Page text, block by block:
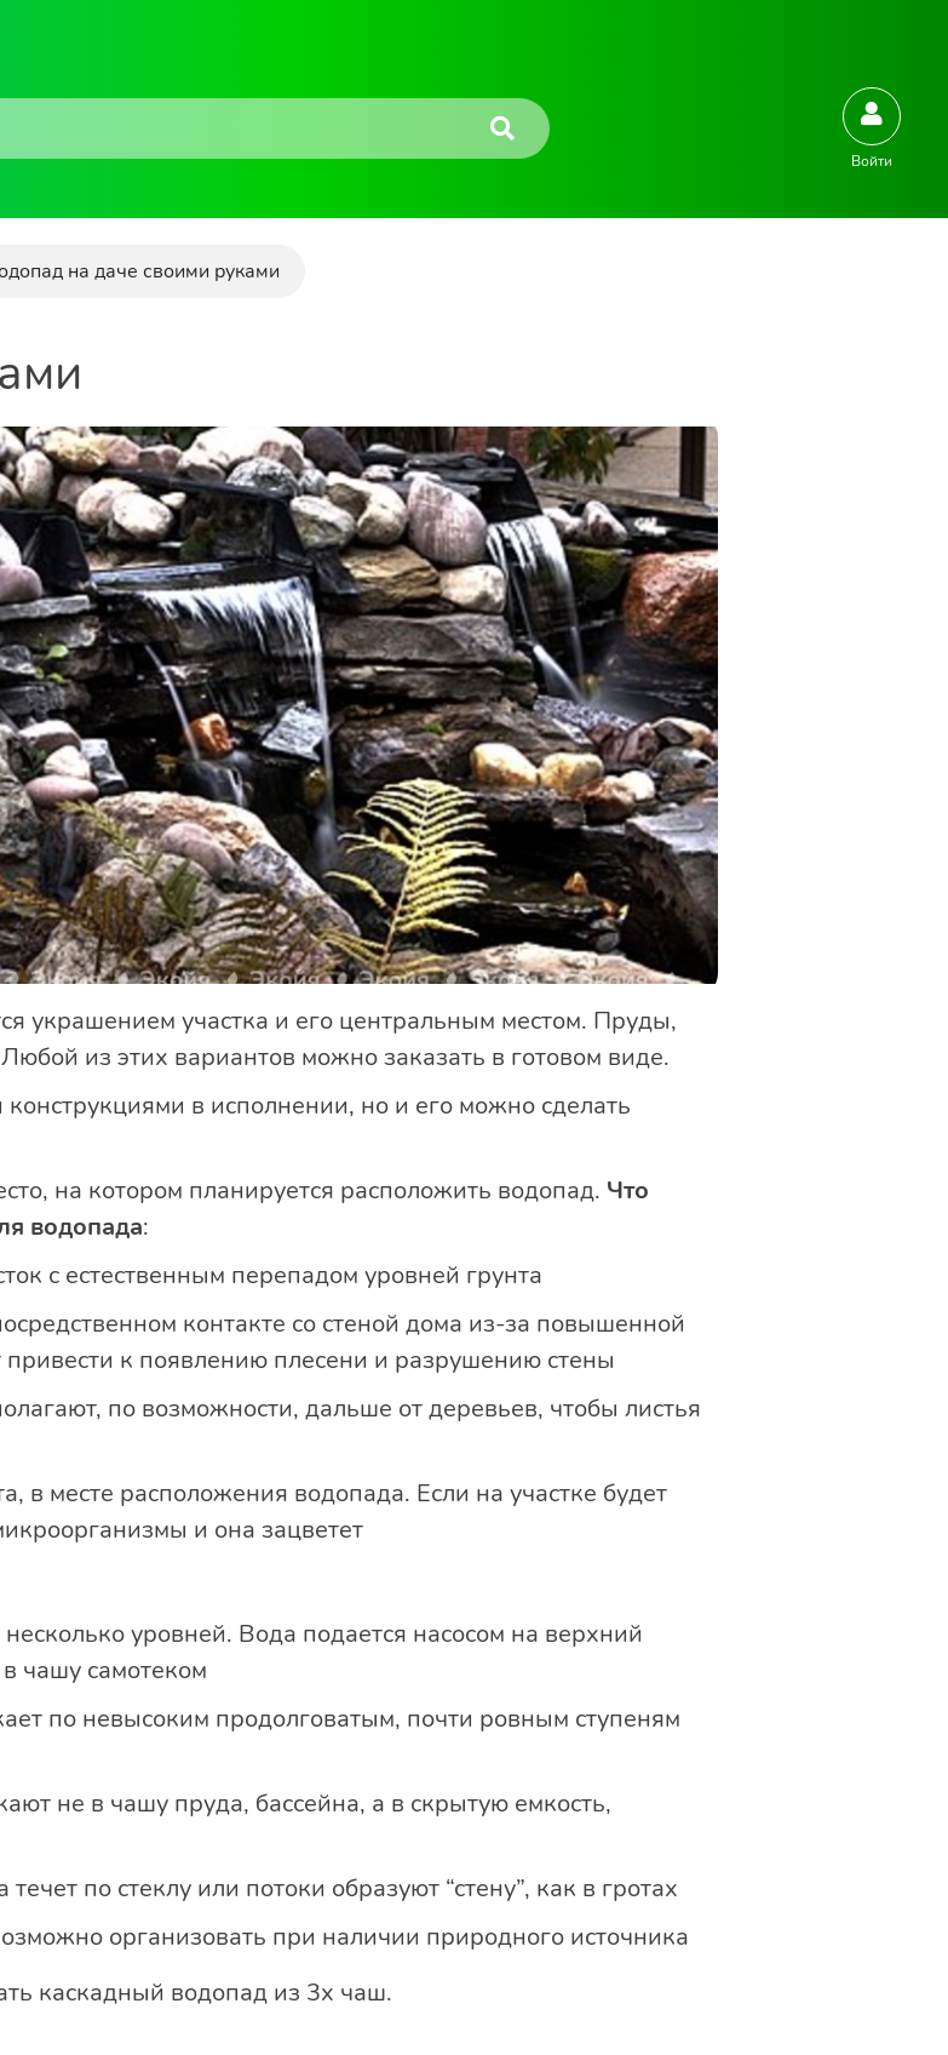
Войти
на даче своими руками
украшением участка и его центральным местом. Пруды,
из этих вариантов можно заказать в готовом виде.
в исполнении, но и его можно сделать
на котором планируется расположить водопад. Что
водопада:
с естественным перепадом уровней грунта
контакте со стеной дома из-за повышенной
к появлению плесени и разрушению стены
по возможности, дальше от деревьев, чтобы листья
в месте расположения водопада. Если на участке будет
и она зацветет
уровней. Вода подается насосом на верхний
чашу самотеком
по невысоким продолговатым, почти ровным ступеням
не в чашу пруда, бассейна, а в скрытую емкость,
по стеклу или потоки образуют “стену”, как в гротах
организовать при наличии природного источника
каскадный водопад из 3х чаш.